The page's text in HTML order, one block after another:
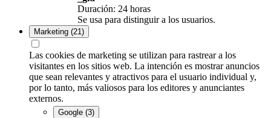
Duración: 24 horas
Se usa para distinguir a los usuarios.
Marketing (21)
Las cookies de marketing se utilizan para rastrear a los
visitantes en los sitios web. La intención es mostrar anuncios
que sean relevantes y atractivos para el usuario individual y,
por lo tanto, más valiosos para los editores y anunciantes
externos.
Google (3)